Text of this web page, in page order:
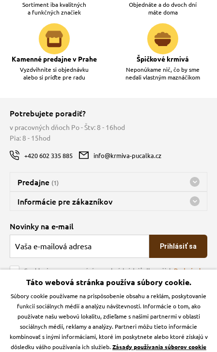
Sortiment iba kvalitných
a funkčných značiek
Objednáte a do dvoch dní
máte doma
Kamenné predajne v Prahe
Vyzdvihnite si objednávku
alebo si príďte pre radu
Špičkové krmivá
Neponúkame nič, čo by sme
nedali vlastným maznáčikom
Potrebujete poradiť?
v pracovných dňoch Po - Štv: 8 - 16hod
Pia: 8 - 15hod
+420 602 335 885 info@krmiva-pucalka.cz
Predajne (1)
Predajňa a sklad Kbely
nes máme otvorené 08:00 - 16:00
Informácie pre zákazníkov
O spoločnosti
Veľkoobchod
Obchodné podmienky
Kontakt
Podmienky ochrany osobných údajov
Zásady používanie cookies a Google Analytics
Novinky na e-mail
Prihlásiť sa
Souhlasím se zpracováním osobních údajů dle našichPodmínek
ochrany osobních údajů
Krmiva Pučálka na sociálnych sieťach
Instagran Facebook
Táto webová stránka používa súbory cookie.
Súbory cookie používame na prispôsobenie obsahu a reklám, poskytovanie
funkcií sociálnych médií a analýzu návštevnosti. Informácie o tom, ako
používate našu webovú lokalitu, zdieľame s našimi partnermi v oblasti
sociálnych médií, reklamy a analýzy. Partneri môžu tieto informácie
kombinovať s inými informáciami, ktoré im poskytnete alebo ktoré získajú v
dôsledku vášho používania ich služieb.Zásady používania súborov cookie